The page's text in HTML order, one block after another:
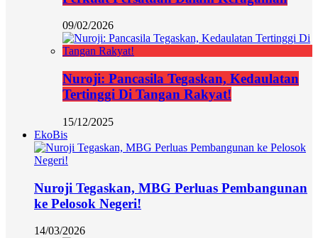
09/02/2026
Nuroji: Pancasila Tegaskan, Kedaulatan
Tertinggi Di Tangan Rakyat!
15/12/2025
EkoBis
Nuroji Tegaskan, MBG Perluas Pembangunan
ke Pelosok Negeri!
14/03/2026